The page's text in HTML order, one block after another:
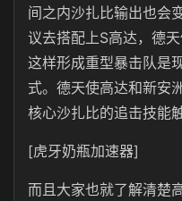
间之内沙扎比输出也会
议去搭配上S高达，德
这样形成重型暴击队是
式。德天使高达和新安
核心沙扎比的追击技能
[虎牙奶瓶加速器]
而且大家也就了解清楚